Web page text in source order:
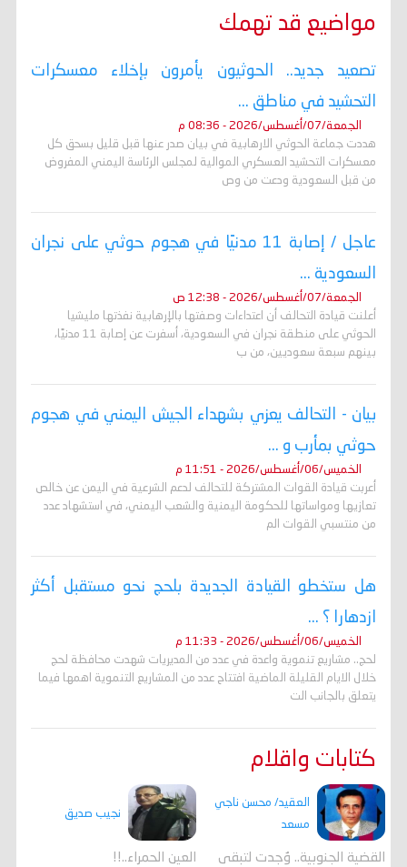
مواضيع قد تهمك
تصعيد جديد.. الحوثيون يأمرون بإخلاء معسكرات
التحشيد في مناطق ...
الجمعة/07/أغسطس/2026 - 08:36 م
هددت جماعة الحوثي الارهابية في بيان صدر عنها قبل قليل بسحق كل
معسكرات التحشيد العسكري الموالية لمجلس الرئاسة اليمني المفروض
من قبل السعودية ودعت من وص
عاجل / إصابة 11 مدنيًا في هجوم حوثي على نجران
السعودية ...
الجمعة/07/أغسطس/2026 - 12:38 ص
أعلنت قيادة التحالف أن اعتداءات وصفتها بالإرهابية نفذتها مليشيا
الحوثي على منطقة نجران في السعودية، أسفرت عن إصابة 11 مدنيًا،
بينهم سبعة سعوديين، من ب
بيان - التحالف يعزي بشهداء الجيش اليمني في هجوم
حوثي بمأرب و ...
الخميس/06/أغسطس/2026 - 11:51 م
أعربت قيادة القوات المشتركة للتحالف لدعم الشرعية في اليمن عن خالص
تعازيها ومواساتها للحكومة اليمنية والشعب اليمني، في استشهاد عدد
من منتسبي القوات الم
هل ستخطو القيادة الجديدة بلحج نحو مستقبل أكثر
ازدهارا ؟ ...
الخميس/06/أغسطس/2026 - 11:33 م
لحج.. مشاريع تنموية واعدة في عدد من المديريات شهدت محافظة لحج
خلال الايام القليلة الماضية افتتاح عدد من المشاريع التنموية اهمها فيما
يتعلق بالجانب الت
كتابات واقلام
العقيد/ محسن ناجي
مسعد
القضية الجنوبية.. وُجدت لتبقى
نجيب صديق
العين الحمراء..!!